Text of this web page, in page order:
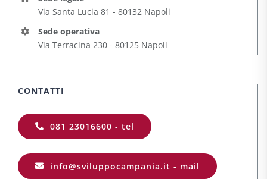
Via Santa Lucia 81 - 80132 Napoli
Sede operativa
Via Terracina 230 - 80125 Napoli
CONTATTI
081 23016600 - tel
info@sviluppocampania.it - mail